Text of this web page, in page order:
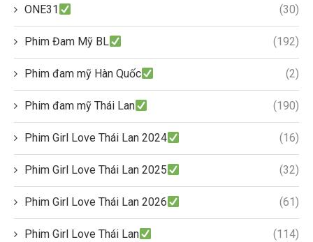
ONE31 (30)
Phim Đam Mỹ BL (192)
Phim đam mỹ Hàn Quốc (2)
Phim đam mỹ Thái Lan (190)
Phim Girl Love Thái Lan 2024 (16)
Phim Girl Love Thái Lan 2025 (32)
Phim Girl Love Thái Lan 2026 (61)
Phim Girl Love Thái Lan (114)